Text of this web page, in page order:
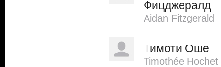
Фицджералд
Aidan Fitzgerald
Тимоти Оше
Timothée Hochet